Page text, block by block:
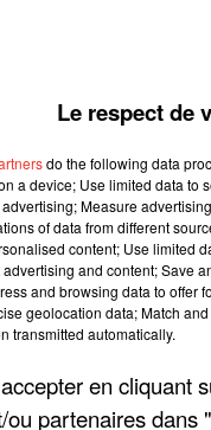
Le respect de
do the following data
a device; Use limited data to
Measure
of data from different
content; Use limited
and content; Save
and browsing data to offer
geolocation data; Match
transmitted automatically.
en cliquant
ou partenaires